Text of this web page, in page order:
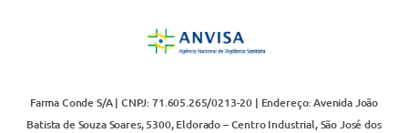
Farma Conde S/A | CNPJ: 71.605.265/0213-20 | Endereço: Avenida João
Batista de Souza Soares, 5300, Eldorado – Centro Industrial, São José dos